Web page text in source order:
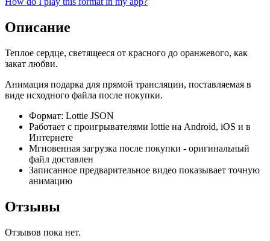
Описание
Теплое сердце, светящееся от красного до оранжевого, как
закат любви.
Анимация подарка для прямой трансляции, поставляемая в
виде исходного файла после покупки.
Формат: Lottie JSON
Работает с проигрывателями lottie на Android, iOS и в
Интернете
Мгновенная загрузка после покупки - оригинальный
файл доставлен
Записанное предварительное видео показывает точную
анимацию
Отзывы
Отзывов пока нет.